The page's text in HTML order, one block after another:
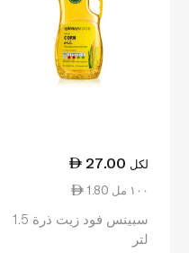
27.00 لكل
1.80 ١٠٠ مل
سبينس فود زيت ذرة 1.5
لتر